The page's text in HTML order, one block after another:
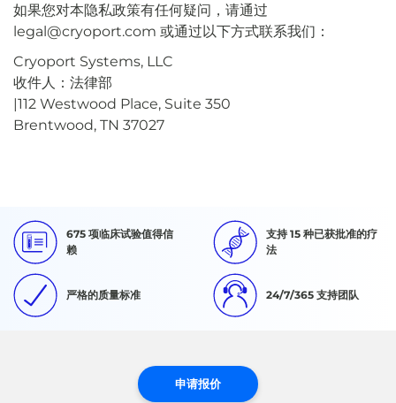
如果您对本隐私政策有任何疑问，请通过
legal@cryoport.com 或通过以下方式联系我们：
Cryoport Systems, LLC
收件人：法律部
|112 Westwood Place, Suite 350
Brentwood, TN 37027
675 项临床试验值得信
赖
支持 15 种已获批准的疗
法
严格的质量标准 24/7/365 支持团队
申请报价